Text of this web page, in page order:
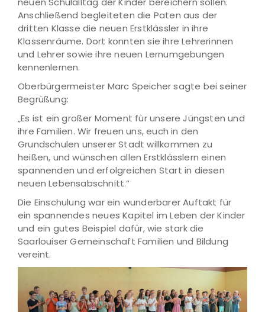
Anschließend begleiteten die Paten aus der
dritten Klasse die neuen Erstklässler in ihre
Klassenräume. Dort konnten sie ihre Lehrerinnen
und Lehrer sowie ihre neuen Lernumgebungen
kennenlernen.
Oberbürgermeister Marc Speicher sagte bei seiner
Begrüßung:
„Es ist ein großer Moment für unsere Jüngsten und
ihre Familien. Wir freuen uns, euch in den
Grundschulen unserer Stadt willkommen zu
heißen, und wünschen allen Erstklässlern einen
spannenden und erfolgreichen Start in diesen
neuen Lebensabschnitt.“
Die Einschulung war ein wunderbarer Auftakt für
ein spannendes neues Kapitel im Leben der Kinder
und ein gutes Beispiel dafür, wie stark die
Saarlouiser Gemeinschaft Familien und Bildung
vereint.